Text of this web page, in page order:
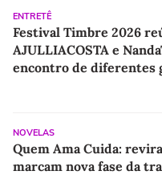
ENTRETÊ
Festival Timbre 2026
AJULLIACOSTA e
encontro de diferentes
NOVELAS
Quem Ama Cuida:
marcam nova fase da